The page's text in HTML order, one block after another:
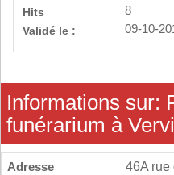
Hits
8
Validé le :
09-10-
Informations sur:
funérarium à
Adresse
46A rue